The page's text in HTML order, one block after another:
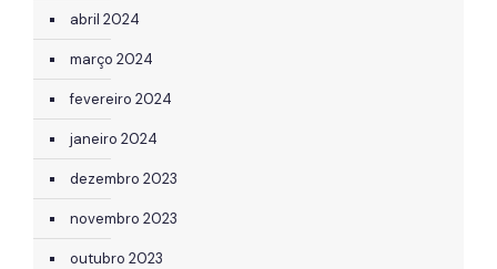
abril 2024
março 2024
fevereiro 2024
janeiro 2024
dezembro 2023
novembro 2023
outubro 2023